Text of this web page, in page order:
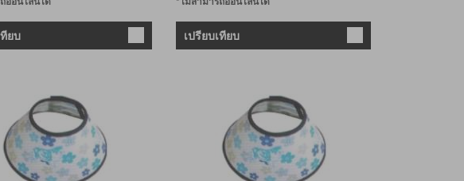
ยบ เปรียบเทียบ